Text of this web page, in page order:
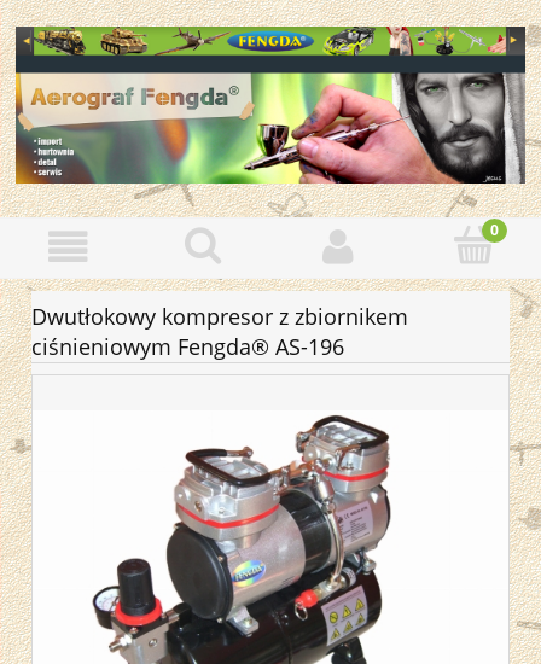
Dwutłokowy kompresor z zbiornikem
ciśnieniowym Fengda® AS-196